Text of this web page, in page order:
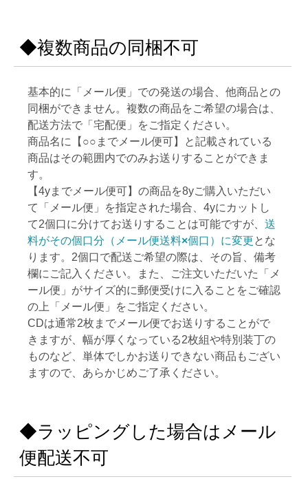
◆複数商品の同梱不可
基本的に「メール便」での発送の場合、他商品との
同梱ができません。複数の商品をご希望の場合は、
配送方法で「宅配便」をご指定ください。
商品名に【○○までメール便可】と記載されている
商品はその範囲内でのみお送りすることができま
す。
【4yまでメール便可】の商品を8yご購入いただい
て「メール便」を指定された場合、4yにカットし
て2個口に分けてお送りすることは可能ですが、 送
料がその個口分（メール便送料×個口）に変更とな
ります。2個口で配送ご希望の際は、その旨、備考
欄にご記入ください。また、ご注文いただいた「メ
ール便」がサイズ的に郵便受けに入ることをご確認
の上「メール便」をご指定ください。
CDは通常2枚までメール便でお送りすることがで
きますが、幅が厚くなっている2枚組や特別装丁の
ものなど、単体でしかお送りできない商品もござい
ますので、あらかじめご了承ください。
◆ラッピングした場合はメール
便配送不可